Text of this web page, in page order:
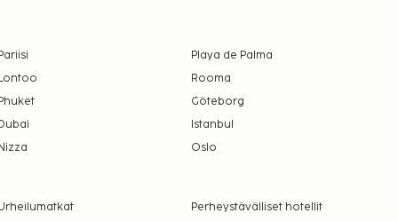
Pariisi
Playa de Palma
Lontoo
Rooma
Phuket
Göteborg
Dubai
Istanbul
Nizza Oslo
Perheystävälliset hotellit